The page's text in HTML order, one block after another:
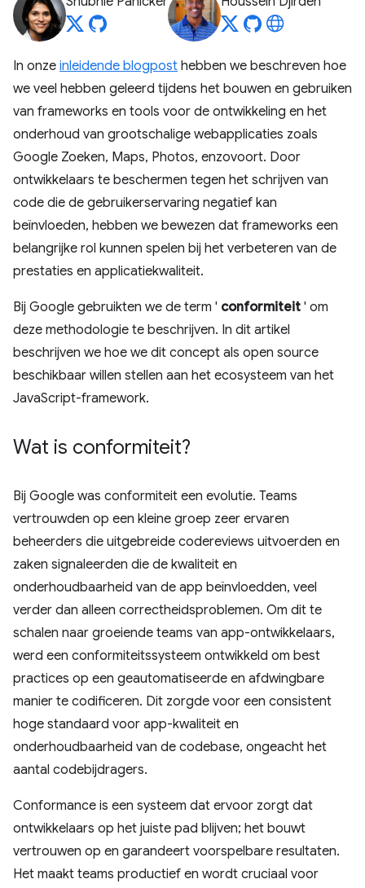
In onze inleidende blogpost hebben we beschreven hoe
we veel hebben geleerd tijdens het bouwen en gebruiken
van frameworks en tools voor de ontwikkeling en het
onderhoud van grootschalige webapplicaties zoals
Google Zoeken, Maps, Photos, enzovoort. Door
ontwikkelaars te beschermen tegen het schrijven van
code die de gebruikerservaring negatief kan
beïnvloeden, hebben we bewezen dat frameworks een
belangrijke rol kunnen spelen bij het verbeteren van de
prestaties en applicatiekwaliteit.
Bij Google gebruikten we de term ' conformiteit ' om
deze methodologie te beschrijven. In dit artikel
beschrijven we hoe we dit concept als open source
beschikbaar willen stellen aan het ecosysteem van het
JavaScript-framework.
Wat is conformiteit?
Bij Google was conformiteit een evolutie. Teams
vertrouwden op een kleine groep zeer ervaren
beheerders die uitgebreide codereviews uitvoerden en
zaken signaleerden die de kwaliteit en
onderhoudbaarheid van de app beïnvloedden, veel
verder dan alleen correctheidsproblemen. Om dit te
schalen naar groeiende teams van app-ontwikkelaars,
werd een conformiteitssysteem ontwikkeld om best
practices op een geautomatiseerde en afdwingbare
manier te codificeren. Dit zorgde voor een consistent
hoge standaard voor app-kwaliteit en
onderhoudbaarheid van de codebase, ongeacht het
aantal codebijdragers.
Conformance is een systeem dat ervoor zorgt dat
ontwikkelaars op het juiste pad blijven; het bouwt
vertrouwen op en garandeert voorspelbare resultaten.
Het maakt teams productief en wordt cruciaal voor